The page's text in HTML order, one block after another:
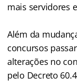
mais servidores
Além da
concursos
alterações no
pelo Decreto